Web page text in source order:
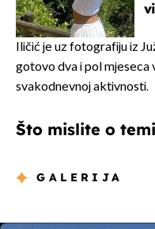
Iličić je uz fotografiju iz
gotovo dva i pol mjeseca
svakodnevnoj aktivnosti.
Što mislite o
GALERIJA